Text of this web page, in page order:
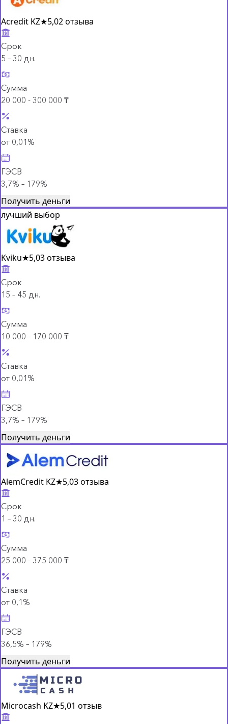
Acredit KZ★5,02 отзыва
Срок
5 – 30 дн.
Сумма
20 000 - 300 000 ₸
Ставка
от 0,01%
ГЭСВ
3,7% – 179%
Получить деньги
лучший выбор
Kviku★5,03 отзыва
Срок
15 – 45 дн.
Сумма
10 000 - 170 000 ₸
Ставка
от 0,01%
ГЭСВ
3,7% – 179%
Получить деньги
AlemCredit KZ★5,03 отзыва
Срок
1 – 30 дн.
Сумма
25 000 - 375 000 ₸
Ставка
от 0,1%
ГЭСВ
36,5% – 179%
Получить деньги
Microcash KZ★5,01 отзыв